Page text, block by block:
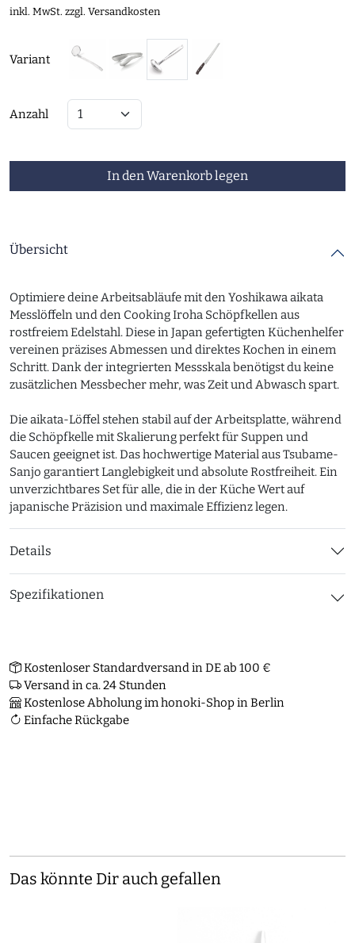
inkl. MwSt. zzgl. Versandkosten
Variant
Anzahl
In den Warenkorb legen
Übersicht
Optimiere deine Arbeitsabläufe mit den Yoshikawa aikata
Messlöffeln und den Cooking Iroha Schöpfkellen aus
rostfreiem Edelstahl. Diese in Japan gefertigten Küchenhelfer
vereinen präzises Abmessen und direktes Kochen in einem
Schritt. Dank der integrierten Messskala benötigst du keine
zusätzlichen Messbecher mehr, was Zeit und Abwasch spart.
Die aikata-Löffel stehen stabil auf der Arbeitsplatte, während
die Schöpfkelle mit Skalierung perfekt für Suppen und
Saucen geeignet ist. Das hochwertige Material aus Tsubame-
Sanjo garantiert Langlebigkeit und absolute Rostfreiheit. Ein
unverzichtbares Set für alle, die in der Küche Wert auf
japanische Präzision und maximale Effizienz legen.
Details
Spezifikationen
Kostenloser Standardversand in DE ab 100 €
Versand in ca. 24 Stunden
Kostenlose Abholung im honoki-Shop in Berlin
Einfache Rückgabe
Das könnte Dir auch gefallen